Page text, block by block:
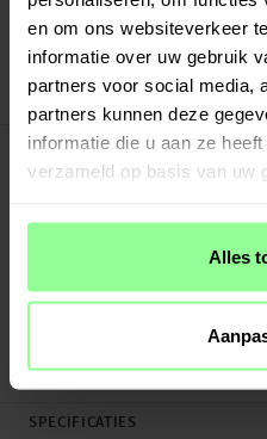
en om ons websiteverkeer
informatie over uw gebruik
partners voor social media,
partners kunnen deze
informatie die u aan ze
verzameld op basis van uw
Alles
Veilig betalen met Klarna
30 dagen retourrecht
Art number
PRODUCTBESCHRIJVING
Hybridcase voor iPhone 12 Pro Max.
Geschikt voor: Apple iPhone 12 Pro Max
Materiaal: Plastic
Hybridcase, Smartphone
SPECIFICATIES